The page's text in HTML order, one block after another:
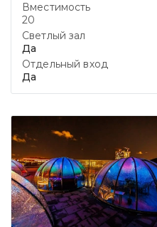
Вместимость
20
Светлый зал
Да
Отдельный вход
Да